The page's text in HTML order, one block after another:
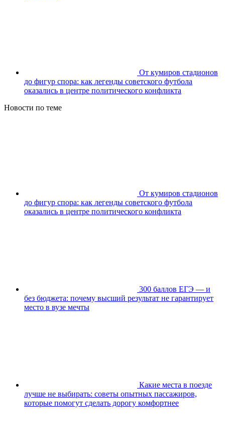
От кумиров стадионов
до фигур спора: как легенды советского футбола
оказались в центре политического конфликта
Новости по теме
От кумиров стадионов
до фигур спора: как легенды советского футбола
оказались в центре политического конфликта
300 баллов ЕГЭ — и
без бюджета: почему высший результат не гарантирует
место в вузе мечты
Какие места в поезде
лучше не выбирать: советы опытных пассажиров,
которые помогут сделать дорогу комфортнее